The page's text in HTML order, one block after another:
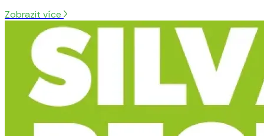
Zobrazit více